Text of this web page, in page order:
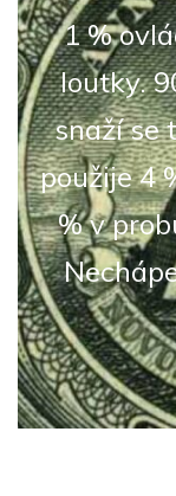
1 %
loutky.
snaží se
použije 4
% v